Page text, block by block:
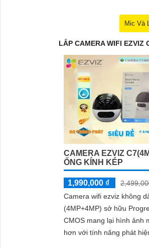
Hy vọng mẫu tư giới thiệu
nhắn. Chúc bạn thành công!
Mic Và
LẮP CAMERA WIFI EZVIZ
CAMERA EZVIZ
ỐNG KÍNH KÉP
1,990,000 ₫
Camera wifi ezviz không
(4MP+4MP) sở hữu
CMOS mang lại hình ảnh
hơn với tính năng phát